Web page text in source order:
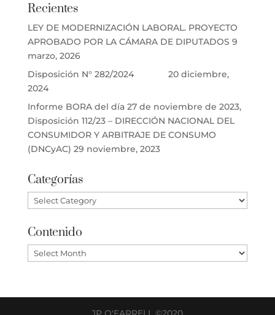
Recientes
LEY DE MODERNIZACIÓN LABORAL. PROYECTO
APROBADO POR LA CÁMARA DE DIPUTADOS 9
marzo, 2026
Disposición N° 282/2024
20 diciembre,
2024
Informe BORA del día 27 de noviembre de 2023,
Disposición 112/23 – DIRECCIÓN NACIONAL DEL
CONSUMIDOR Y ARBITRAJE DE CONSUMO
(DNCyAC) 29 noviembre, 2023
Categorías
Categorías
Contenido
Contenido